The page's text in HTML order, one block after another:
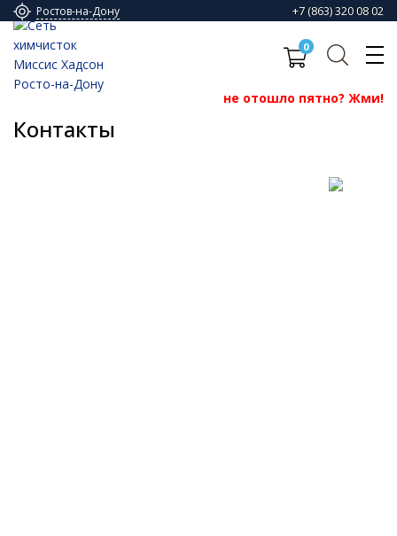
+7 (863) 320 08 02
Ростов-на-Дону
0
не отошло пятно? Жми!
Контакты